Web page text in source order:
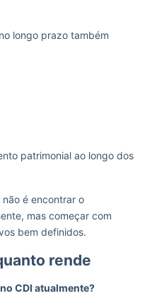
longo prazo também
patrimonial ao longo dos
é encontrar o
mas começar com
bem definidos.
rende
CDI atualmente?